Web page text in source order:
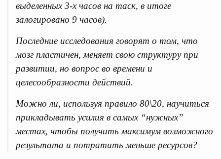
выделенных 3-х часов на таск, в итоге
залогировано 9 часов).
Последние исследования говорят о том, что
мозг пластичен, меняет свою структуру при
развитии, но вопрос во времени и
целесообразности действий.
Можно ли, используя правило 80\20, научиться
прикладывать усилия в самых “нужных”
местах, чтобы получить максимум возможного
результата и потратить меньше ресурсов?